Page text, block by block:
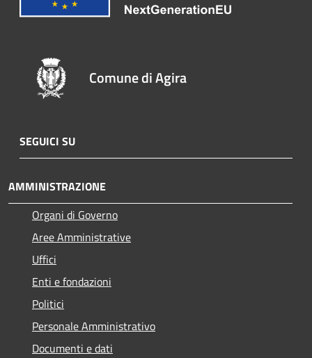
Comune di Agira
SEGUICI SU
AMMINISTRAZIONE
Organi di Governo
Aree Amministrative
Uffici
Enti e fondazioni
Politici
Personale Amministrativo
Documenti e dati